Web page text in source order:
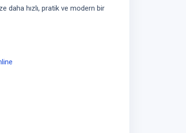
daha hızlı, pratik ve modern bir